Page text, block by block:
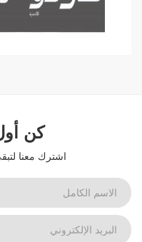
كن
اشترك معنا